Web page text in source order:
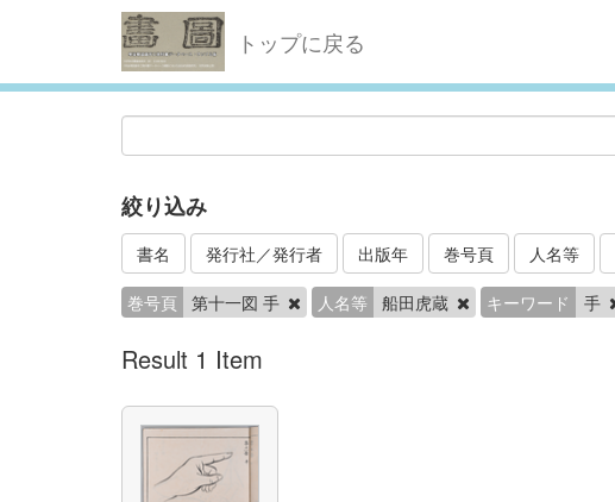
トップに戻る
絞り込み
書名 発行社／発行者 出版年 巻号頁 人名等
巻号頁 第十一図 手 人名等 船田虎蔵 キーワード 手
Result 1 Item